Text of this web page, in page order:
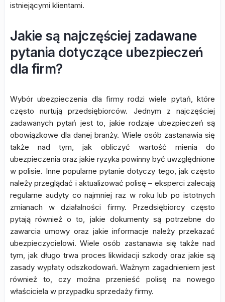
istniejącymi klientami.
Jakie są najczęściej zadawane
pytania dotyczące ubezpieczeń
dla firm?
Wybór ubezpieczenia dla firmy rodzi wiele pytań, które
często nurtują przedsiębiorców. Jednym z najczęściej
zadawanych pytań jest to, jakie rodzaje ubezpieczeń są
obowiązkowe dla danej branży. Wiele osób zastanawia się
także nad tym, jak obliczyć wartość mienia do
ubezpieczenia oraz jakie ryzyka powinny być uwzględnione
w polisie. Inne popularne pytanie dotyczy tego, jak często
należy przeglądać i aktualizować polisę – eksperci zalecają
regularne audyty co najmniej raz w roku lub po istotnych
zmianach w działalności firmy. Przedsiębiorcy często
pytają również o to, jakie dokumenty są potrzebne do
zawarcia umowy oraz jakie informacje należy przekazać
ubezpieczycielowi. Wiele osób zastanawia się także nad
tym, jak długo trwa proces likwidacji szkody oraz jakie są
zasady wypłaty odszkodowań. Ważnym zagadnieniem jest
również to, czy można przenieść polisę na nowego
właściciela w przypadku sprzedaży firmy.